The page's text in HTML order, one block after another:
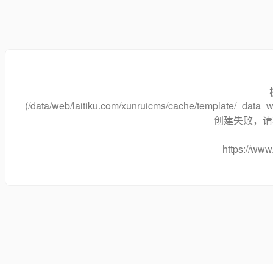
(/data/web/laitiku.com/xunruicms/cache/template/
创建失败，
https://